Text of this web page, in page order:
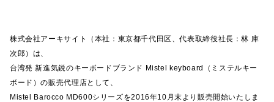
株式会社アーキサイト（本社：東京都千代田区、代表取締役社長：林 庫
次郎）は、
台湾発 新進気鋭のキーボードブランド Mistel keyboard（ミステルキー
ボード）の販売代理店として、
Mistel Barocco MD600シリーズを2016年10月末より販売開始いたしま